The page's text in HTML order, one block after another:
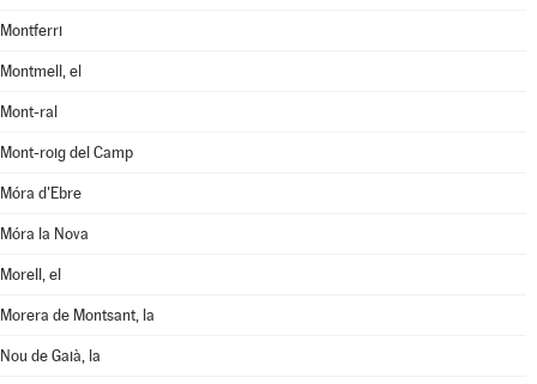
Montferri
Montmell, el
Mont-ral
Mont-roig del Camp
Móra d'Ebre
Móra la Nova
Morell, el
Morera de Montsant, la
Nou de Gaià, la